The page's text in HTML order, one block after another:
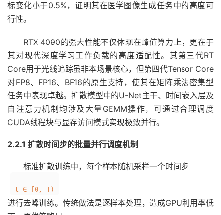
标变化小于0.5%，证明其在医学图像生成任务中的高度可
行性。
RTX 4090的强大性能不仅体现在峰值算力上，更在于
其对现代深度学习工作负载的高度适配性。其第三代RT
Core用于光线追踪虽非本场景核心，但第四代Tensor Core
对FP8、FP16、BF16的原生支持，使其在矩阵乘法密集型
任务中表现卓越。扩散模型中的U-Net主干、时间嵌入层及
自注意力机制均涉及大量GEMM操作，可通过合理调度
CUDA线程块与显存访问模式实现极致并行。
2.2.1 扩散时间步的批量并行调度机制
标准扩散训练中，每个样本随机采样一个时间步
t ∈ [0, T)
进行去噪训练。传统做法是逐样本处理，造成GPU利用率低